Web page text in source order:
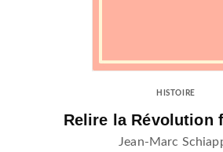
HISTOIRE
Relire la Révolution
Jean-Marc